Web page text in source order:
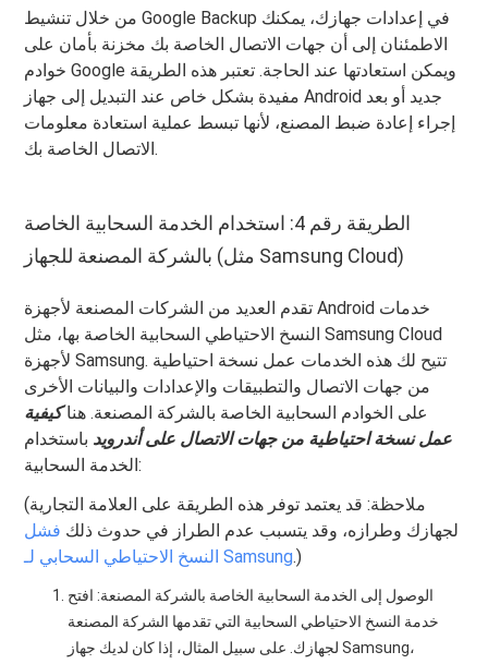
من خلال تنشيط Google Backup في إعدادات جهازك، يمكنك
الاطمئنان إلى أن جهات الاتصال الخاصة بك مخزنة بأمان على
خوادم Google ويمكن استعادتها عند الحاجة. تعتبر هذه الطريقة
مفيدة بشكل خاص عند التبديل إلى جهاز Android جديد أو بعد
إجراء إعادة ضبط المصنع، لأنها تبسط عملية استعادة معلومات
الاتصال الخاصة بك.
الطريقة رقم 4: استخدام الخدمة السحابية الخاصة
بالشركة المصنعة للجهاز (مثل Samsung Cloud)
تقدم العديد من الشركات المصنعة لأجهزة Android خدمات
النسخ الاحتياطي السحابية الخاصة بها، مثل Samsung Cloud
لأجهزة Samsung. تتيح لك هذه الخدمات عمل نسخة احتياطية
من جهات الاتصال والتطبيقات والإعدادات والبيانات الأخرى
على الخوادم السحابية الخاصة بالشركة المصنعة. هناكيفية
عمل نسخة احتياطية من جهات الاتصال على أندرويد باستخدام
الخدمة السحابية:
(ملاحظة: قد يعتمد توفر هذه الطريقة على العلامة التجارية
لجهازك وطرازه، وقد يتسبب عدم الطراز في حدوث ذلك فشل
النسخ الاحتياطي السحابي لـ Samsung.)
الوصول إلى الخدمة السحابية الخاصة بالشركة المصنعة: افتح
خدمة النسخ الاحتياطي السحابية التي تقدمها الشركة المصنعة
لجهازك. على سبيل المثال، إذا كان لديك جهاز Samsung،